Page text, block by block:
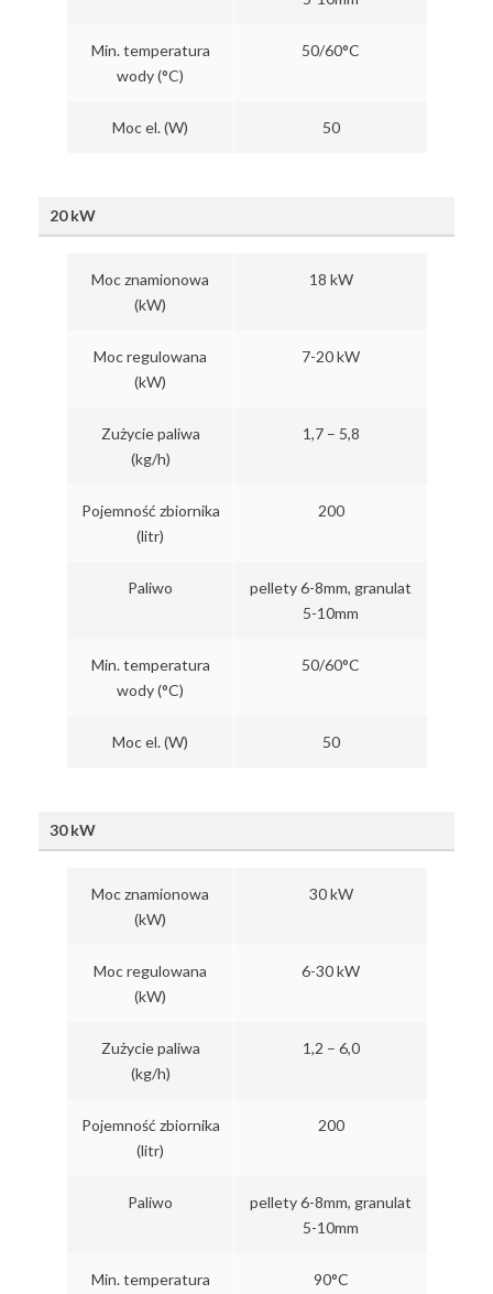
Min. temperatura
wody (°C)
50/60°C
Moc el. (W) 50
20 kW
Moc znamionowa
(kW)
18 kW
Moc regulowana
(kW)
7-20 kW
Zużycie paliwa
(kg/h)
1,7 – 5,8
Pojemność zbiornika
(litr)
200
Paliwo
pellety 6-8mm, granulat
5-10mm
Min. temperatura
wody (°C)
50/60°C
Moc el. (W) 50
30 kW
Moc znamionowa
(kW)
30 kW
Moc regulowana
(kW)
6-30 kW
Zużycie paliwa
(kg/h)
1,2 – 6,0
Pojemność zbiornika
(litr)
200
Paliwo
pellety 6-8mm, granulat
5-10mm
Min. temperatura
90°C